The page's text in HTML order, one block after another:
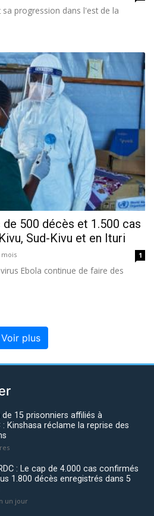
progression dans l'est de la
de 500 décès et 1.500 cas
Sud-Kivu et en Ituri
1
Ebola continue de faire des
Voir plus
de 15 prisonniers affiliés à
: Kinshasa réclame la reprise des
: Le cap de 4.000 cas confirmés
1.800 décès enregistrés dans 5
un jour